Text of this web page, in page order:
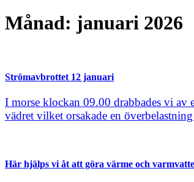
Månad: januari 2026
Strömavbrottet 12 januari
I morse klockan 09.00 drabbades vi av
vädret vilket orsakade en
Här hjälps vi åt att göra värme och